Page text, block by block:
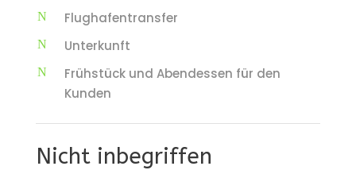
Flughafentransfer
Unterkunft
Frühstück und Abendessen für den
Kunden
Nicht inbegriffen